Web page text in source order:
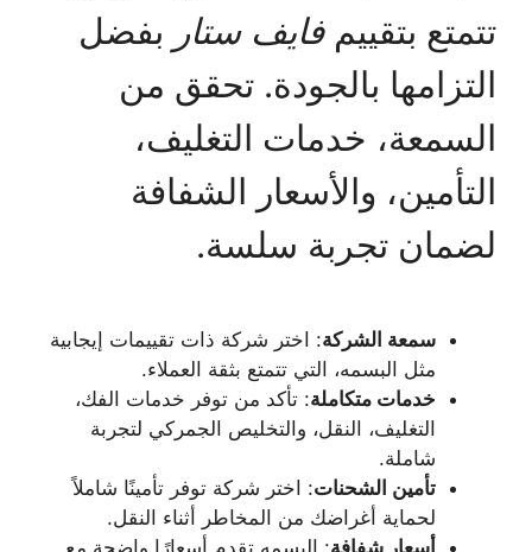
تتمتع بتقييمفايف ستار بفضل
التزامها بالجودة. تحقق من
السمعة، خدمات التغليف،
التأمين، والأسعار الشفافة
لضمان تجربة سلسة.
سمعة الشركة: اختر شركة ذات تقييمات إيجابية
مثل البسمه، التي تتمتع بثقة العملاء.
خدمات متكاملة: تأكد من توفر خدمات الفك،
التغليف، النقل، والتخليص الجمركي لتجربة
شاملة.
تأمين الشحنات: اختر شركة توفر تأمينًا شاملاً
لحماية أغراضك من المخاطر أثناء النقل.
أسعار شفافة: البسمه تقدم أسعارًا واضحة مع